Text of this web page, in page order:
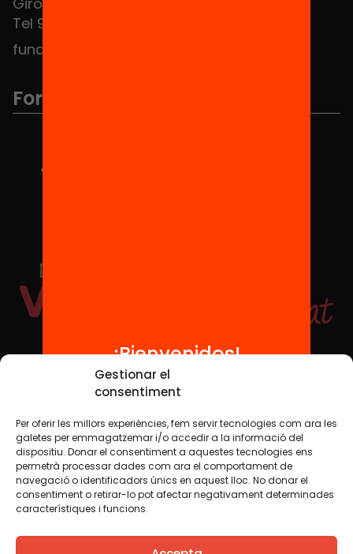
Gestionar el
consentiment
Per oferir les millors experiències, fem servir tecnologies com ara les
galetes per emmagatzemar i/o accedir a la informació del
dispositiu. Donar el consentiment a aquestes tecnologies ens
permetrà processar dades com ara el comportament de
navegació o identificadors únics en aquest lloc. No donar el
consentiment o retirar-lo pot afectar negativament determinades
característiques i funcions.
Tel 934 588 700
fundacio@equitat.org
Formamos parte de...
Redes sociales
TWT YTB IG FB IN
Aviso legalPolítica de cookies
Creemos que el conocimiento debe compartirse. Por eso
¡Bienvenidos!